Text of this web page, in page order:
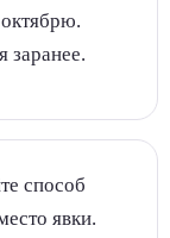
заранее.
способ
явки.